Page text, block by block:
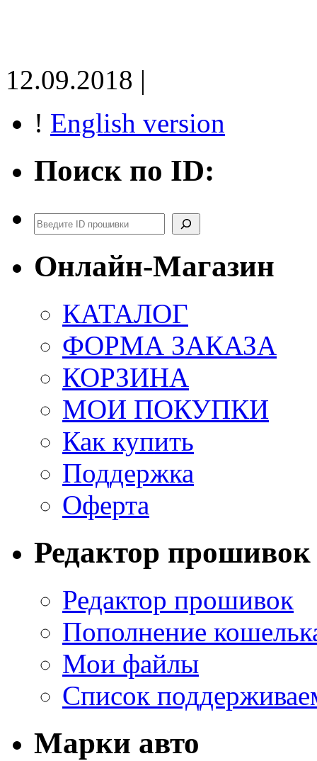
12.09.2018 |
! English version
Поиск по ID:
Поиск
Онлайн-Магазин
КАТАЛОГ
ФОРМА ЗАКАЗА
КОРЗИНА
МОИ ПОКУПКИ
Как купить
Поддержка
Оферта
Редактор прошивок
Редактор прошивок
Пополнение
Мои файлы
Список
Марки авто